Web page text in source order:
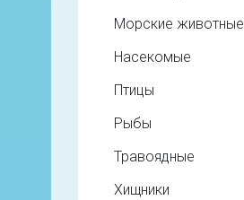
Морские животные
Насекомые
Птицы
Рыбы
Травоядные
Хищники